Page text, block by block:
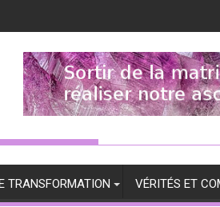
TRANSFORMATION VÉRITÉS ET